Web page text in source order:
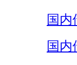
国内
国内